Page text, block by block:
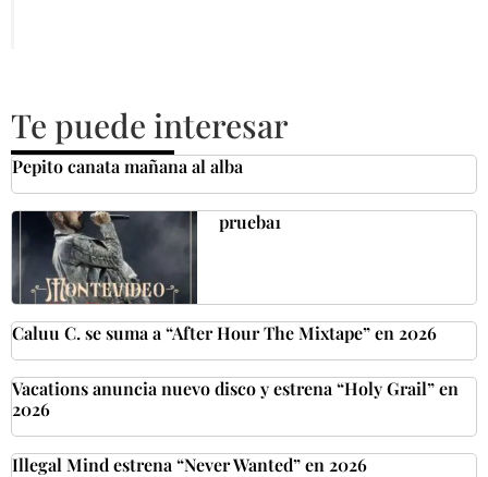
Te puede interesar
Pepito canata mañana al alba
prueba1
Caluu C. se suma a “After Hour The Mixtape” en 2026
Vacations anuncia nuevo disco y estrena “Holy Grail” en
2026
Illegal Mind estrena “Never Wanted” en 2026